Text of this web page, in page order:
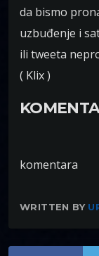
da bismo
uzbuđenje i
ili tweeta
( Klix )
komentara
WRITTEN BY